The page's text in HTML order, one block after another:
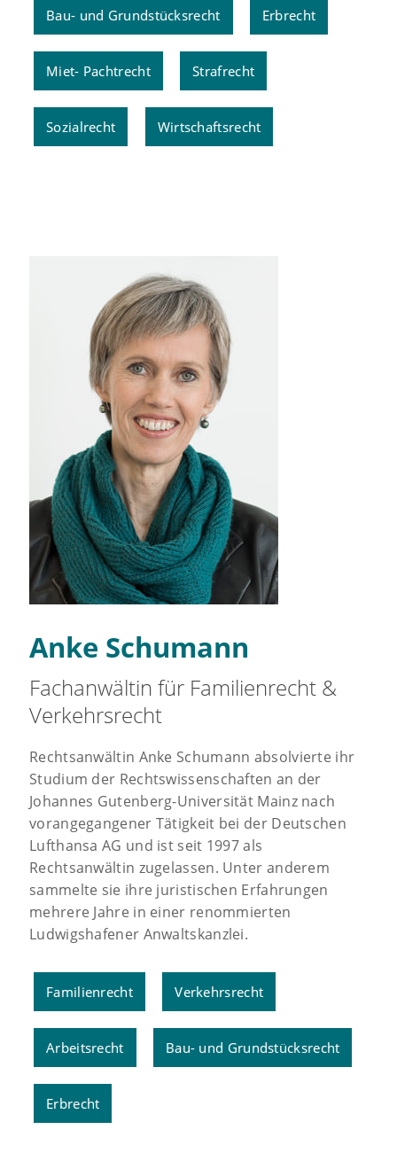
Bau- und Grundstücksrecht Erbrecht
Miet- Pachtrecht Strafrecht
Sozialrecht Wirtschaftsrecht
Anke Schumann
Fachanwältin für Familienrecht &
Verkehrsrecht
Rechtsanwältin Anke Schumann absolvierte ihr
Studium der Rechtswissenschaften an der
Johannes Gutenberg-Universität Mainz nach
vorangegangener Tätigkeit bei der Deutschen
Lufthansa AG und ist seit 1997 als
Rechtsanwältin zugelassen. Unter anderem
sammelte sie ihre juristischen Erfahrungen
mehrere Jahre in einer renommierten
Ludwigshafener Anwaltskanzlei.
Familienrecht Verkehrsrecht
Arbeitsrecht Bau- und Grundstücksrecht
Erbrecht